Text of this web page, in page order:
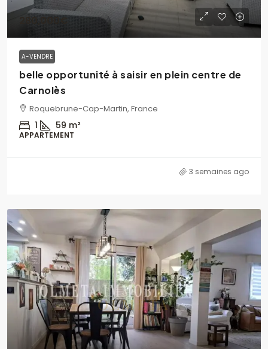
280,000€
A-VENDRE
belle opportunité à saisir en plein centre de
Carnolès
Roquebrune-Cap-Martin, France
1 59 m²
APPARTEMENT
3 semaines ago